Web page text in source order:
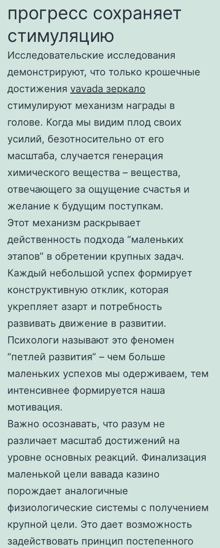
прогресс сохраняет
стимуляцию
Исследовательские исследования
демонстрируют, что только крошечные
достижения vavada зеркало
стимулируют механизм награды в
голове. Когда мы видим плод своих
усилий, безотносительно от его
масштаба, случается генерация
химического вещества – вещества,
отвечающего за ощущение счастья и
желание к будущим поступкам.
Этот механизм раскрывает
действенность подхода “маленьких
этапов” в обретении крупных задач.
Каждый небольшой успех формирует
конструктивную отклик, которая
укрепляет азарт и потребность
развивать движение в развитии.
Психологи называют это феномен
“петлей развития” – чем больше
маленьких успехов мы одерживаем, тем
интенсивнее формируется наша
мотивация.
Важно осознавать, что разум не
различает масштаб достижений на
уровне основных реакций. Финализация
маленькой цели вавада казино
порождает аналогичные
физиологические системы с получением
крупной цели. Это дает возможность
задействовать принцип постепенного